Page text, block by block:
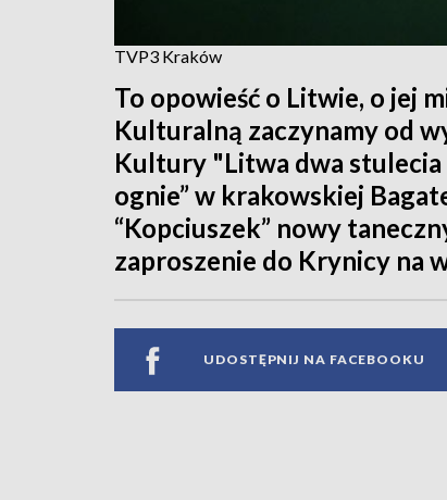
TVP3 Kraków
To opowieść o Litwie, o jej
Kulturalną zaczynamy od
Kultury "Litwa dwa
ognie” w krakowskiej
“Kopciuszek” nowy
zaproszenie do Krynicy na
UDOSTĘPNIJ NA FACEBOOKU